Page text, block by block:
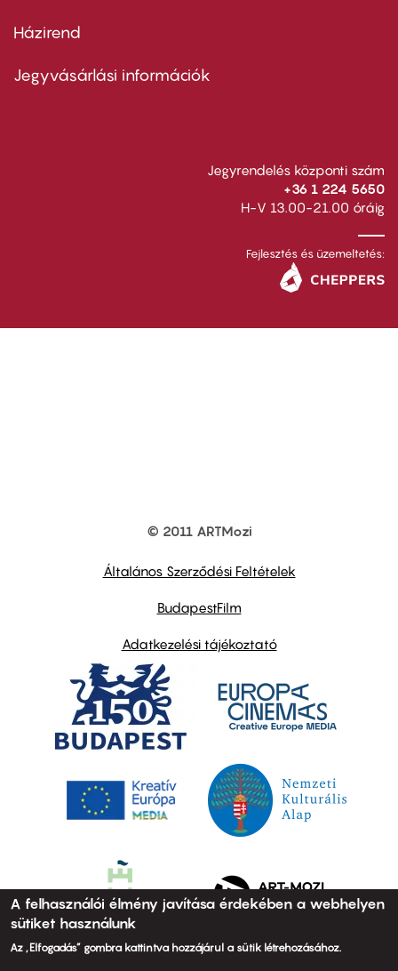
Footer
second
Házirend
Jegyvásárlási információk
Jegyrendelés központi szám
+36 1 224 5650
H-V 13.00-21.00 óráig
Fejlesztés és üzemeltetés:
© 2011 ARTMozi
Általános Szerződési Feltételek
BudapestFilm
Adatkezelési tájékoztató
A felhasználói élmény javítása érdekében a webhelyen
sütiket használunk
Az „Elfogadás” gombra kattintva hozzájárul a sütik létrehozásához.